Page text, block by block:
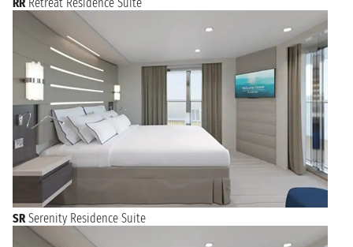
SR Serenity Residence Suite